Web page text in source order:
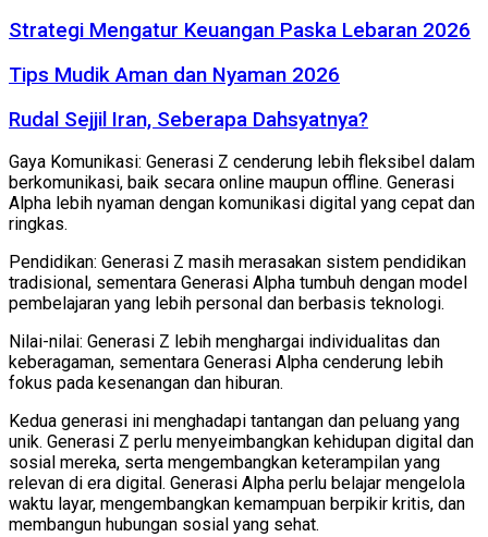
Strategi Mengatur Keuangan Paska Lebaran 2026
Tips Mudik Aman dan Nyaman 2026
Rudal Sejjil Iran, Seberapa Dahsyatnya?
Gaya Komunikasi: Generasi Z cenderung lebih fleksibel dalam
berkomunikasi, baik secara online maupun offline. Generasi
Alpha lebih nyaman dengan komunikasi digital yang cepat dan
ringkas.
Pendidikan: Generasi Z masih merasakan sistem pendidikan
tradisional, sementara Generasi Alpha tumbuh dengan model
pembelajaran yang lebih personal dan berbasis teknologi.
Nilai-nilai: Generasi Z lebih menghargai individualitas dan
keberagaman, sementara Generasi Alpha cenderung lebih
fokus pada kesenangan dan hiburan.
Kedua generasi ini menghadapi tantangan dan peluang yang
unik. Generasi Z perlu menyeimbangkan kehidupan digital dan
sosial mereka, serta mengembangkan keterampilan yang
relevan di era digital. Generasi Alpha perlu belajar mengelola
waktu layar, mengembangkan kemampuan berpikir kritis, dan
membangun hubungan sosial yang sehat.